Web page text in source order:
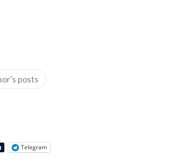
posts
Telegram